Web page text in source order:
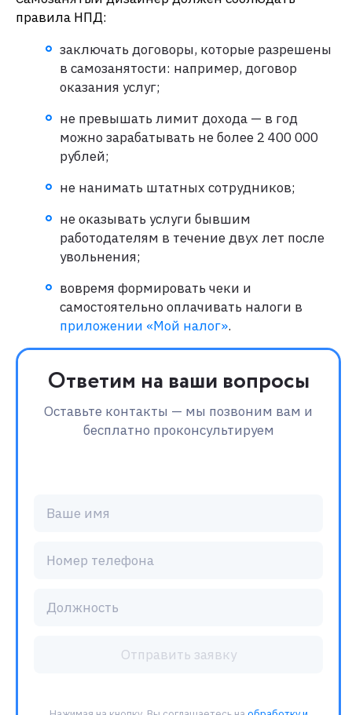
правила НПД:
заключать договоры, которые разрешены
в самозанятости: например, договор
оказания услуг;
не превышать лимит дохода — в год
можно зарабатывать не более 2 400 000
рублей;
не нанимать штатных сотрудников;
не оказывать услуги бывшим
работодателям в течение двух лет после
увольнения;
вовремя формировать чеки и
самостоятельно оплачивать налоги в
приложении «Мой налог».